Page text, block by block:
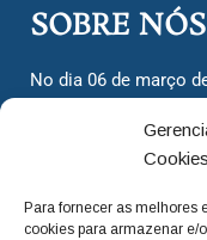
Cookies
Para fornecer as melhores
cookies para armazenar e/
SOBRE NÓS
No dia 06 de março
cidadãos
dois jornais. Há
com o foco de trazer